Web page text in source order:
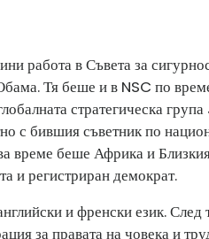
работа в Съвета за
Тя беше и в NSC по
стратегическа
с бившия съветник по
време беше Африка и
и регистриран демократ.
и френски език.
за правата на човека и